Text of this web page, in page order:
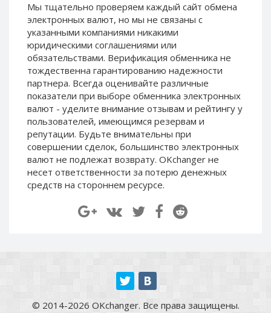
Мы тщательно проверяем каждый сайт обмена
электронных валют, но мы не связаны c
указанными компаниями никакими
юридическими соглашениями или
обязательствами. Верификация обменника не
тождественна гарантированию надежности
партнера. Всегда оценивайте различные
показатели при выборе обменника электронных
валют - уделите внимание отзывам и рейтингу у
пользователей, имеющимся резервам и
репутации. Будьте внимательны при
совершении сделок, большинство электронных
валют не подлежат возврату. OKchanger не
несет ответственности за потерю денежных
средств на стороннем ресурсе.
UnionPay CNY
Paymer USD
Paymer RUB
Paymer UAH
Capitalist USD
Capitalist RUB
Capitalist EUR
Payoneer USD
Payoneer EUR
Revolut Binance USD
(BUSD)
Global24 UAH
Piastrix RUB
Piastrix EUR
UnionPay CNY
Paymer USD
Paymer RUB
Paymer UAH
Capitalist USD
Capitalist RUB
Capitalist EUR
Payoneer USD
Payoneer EUR
Revolut Binance USD
(BUSD)
Revolut USD
Piastrix USD
Piastrix EUR
© 2014-2026 OKchanger. Все права защищены.